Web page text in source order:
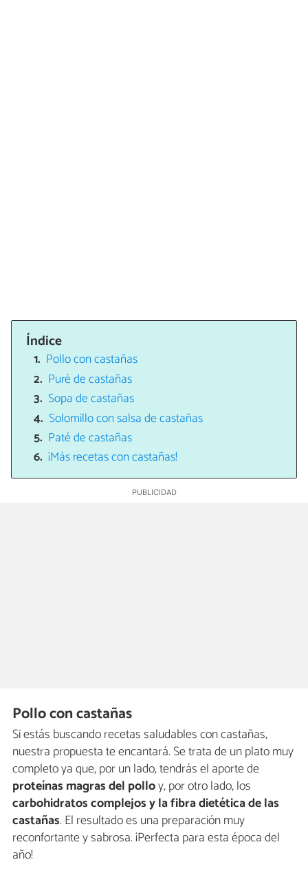
Índice
Pollo con castañas
Puré de castañas
Sopa de castañas
Solomillo con salsa de castañas
Paté de castañas
¡Más recetas con castañas!
Pollo con castañas
Si estás buscando recetas saludables con castañas,
nuestra propuesta te encantará. Se trata de un plato muy
completo ya que, por un lado, tendrás el aporte de
proteínas magras del polloy, por otro lado, los
carbohidratos complejos y la fibra dietética de las
castañas. El resultado es una preparación muy
reconfortante y sabrosa. ¡Perfecta para esta época del
año!